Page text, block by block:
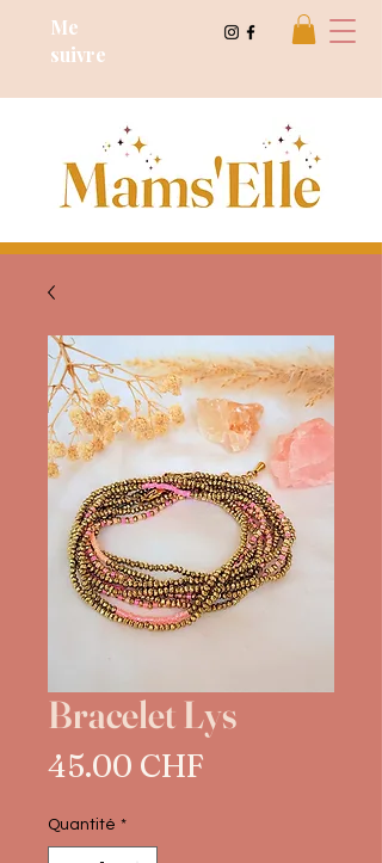
Cours de dessin
Me
suivre
Bracelet Lys
45.00 CHF
Quantité *